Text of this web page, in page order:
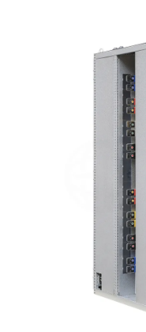
Biz bilan bog'lanish